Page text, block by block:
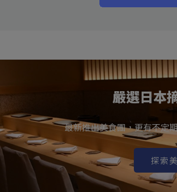
嚴選日本
最新推出美食團，更有不定
探索